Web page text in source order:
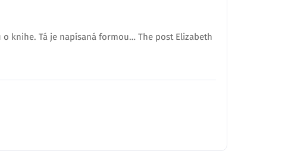
knihe. Tá je napísaná formou… The post Elizabeth